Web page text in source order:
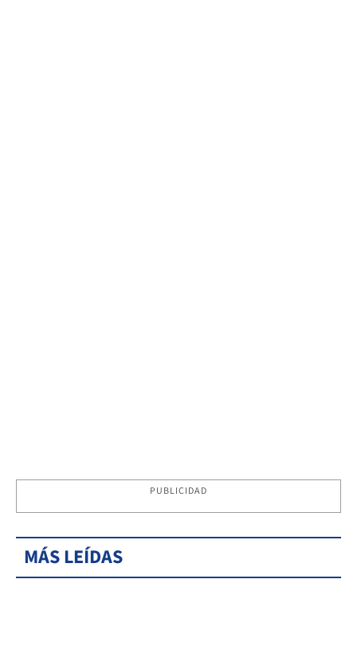
PUBLICIDAD
MÁS LEÍDAS